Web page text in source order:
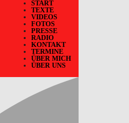
START
TEXTE
VIDEOS
FOTOS
PRESSE
RADIO
KONTAKT
TERMINE
ÜBER MICH
ÜBER UNS